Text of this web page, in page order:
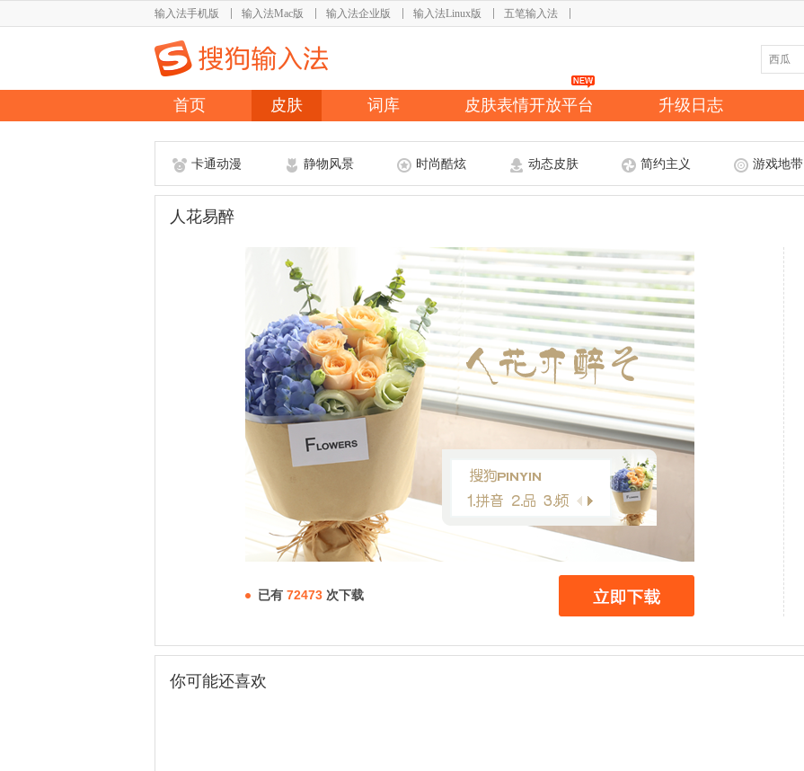
输入法手机版 输入法Mac版 输入法企业版 输入法Linux版 五笔输入法
首页 皮肤 词库 皮肤表情开放平台 升级日志
卡通动漫 静物风景 时尚酷炫 动态皮肤 简约主义 游戏地带
人花易醉
已有 72473 次下载
你可能还喜欢